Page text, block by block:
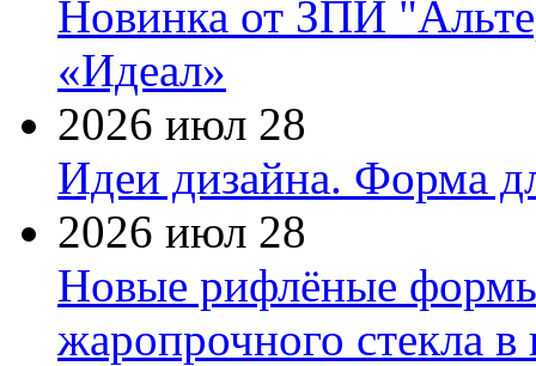
Новинка от ЗПИ
«Идеал»
2026 июл 28
Идеи дизайна. Форма
2026 июл 28
Новые рифлёные формы
жаропрочного стекла